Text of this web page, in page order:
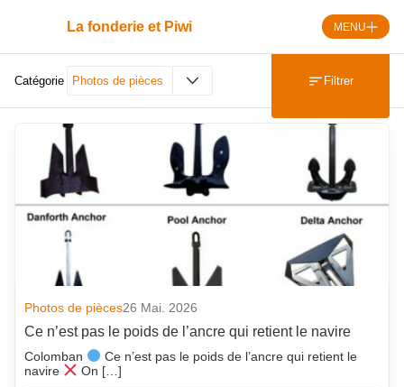
La fonderie et Piwi MENU
Catégorie Photos de pièces
Dérnières publications
Derniers Commentaires
AAESFF
Actu flash
Agenda
ATF
Au hasard
Automobile
Filtrer
Photos de pièces26 Mai. 2026
Ce n’est pas le poids de l’ancre qui retient le navire
Colomban
Ce n’est pas le poids de l’ancre qui retient le
navire
On […]